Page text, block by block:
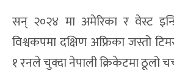
सन् २०२४ मा अमेरिका र वेस्ट
विश्वकपमा दक्षिण अफ्रिका जस्तो
१ रनले चुक्दा नेपाली क्रिकेटमा ठूलो